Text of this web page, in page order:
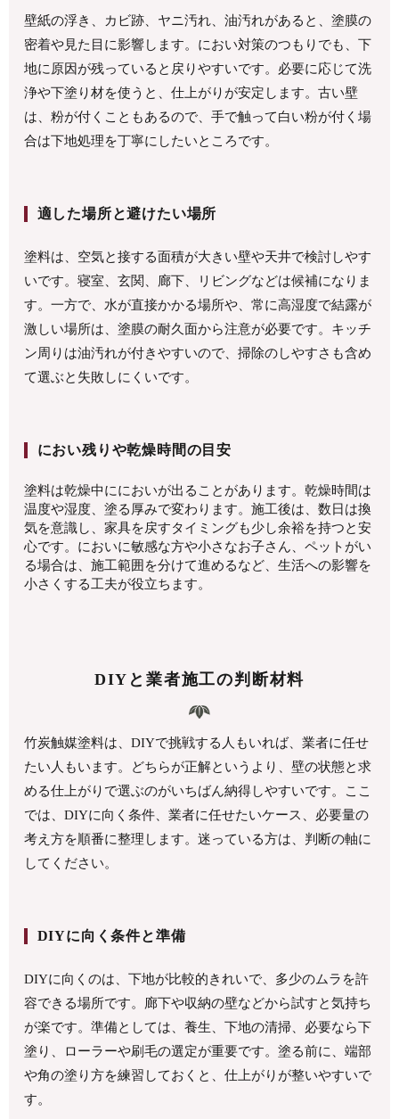
壁紙の浮き、カビ跡、ヤニ汚れ、油汚れがあると、塗膜の
密着や見た目に影響します。におい対策のつもりでも、下
地に原因が残っていると戻りやすいです。必要に応じて洗
浄や下塗り材を使うと、仕上がりが安定します。古い壁
は、粉が付くこともあるので、手で触って白い粉が付く場
合は下地処理を丁寧にしたいところです。
適した場所と避けたい場所
塗料は、空気と接する面積が大きい壁や天井で検討しやす
いです。寝室、玄関、廊下、リビングなどは候補になりま
す。一方で、水が直接かかる場所や、常に高湿度で結露が
激しい場所は、塗膜の耐久面から注意が必要です。キッチ
ン周りは油汚れが付きやすいので、掃除のしやすさも含め
て選ぶと失敗しにくいです。
におい残りや乾燥時間の目安
塗料は乾燥中ににおいが出ることがあります。乾燥時間は
温度や湿度、塗る厚みで変わります。施工後は、数日は換
気を意識し、家具を戻すタイミングも少し余裕を持つと安
心です。においに敏感な方や小さなお子さん、ペットがい
る場合は、施工範囲を分けて進めるなど、生活への影響を
小さくする工夫が役立ちます。
DIYと業者施工の判断材料
竹炭触媒塗料は、DIYで挑戦する人もいれば、業者に任せ
たい人もいます。どちらが正解というより、壁の状態と求
める仕上がりで選ぶのがいちばん納得しやすいです。ここ
では、DIYに向く条件、業者に任せたいケース、必要量の
考え方を順番に整理します。迷っている方は、判断の軸に
してください。
DIYに向く条件と準備
DIYに向くのは、下地が比較的きれいで、多少のムラを許
容できる場所です。廊下や収納の壁などから試すと気持ち
が楽です。準備としては、養生、下地の清掃、必要なら下
塗り、ローラーや刷毛の選定が重要です。塗る前に、端部
や角の塗り方を練習しておくと、仕上がりが整いやすいで
す。